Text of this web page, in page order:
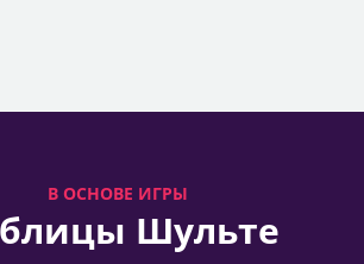
В ОСНОВЕ ИГРЫ
Шульте